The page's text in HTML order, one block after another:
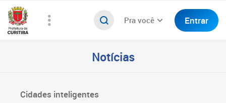
Pra você Entrar
Notícias
Cidades inteligentes